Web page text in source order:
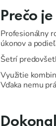
Prečo
Profesionálny
úkonov a
Šetrí
Využitie
Vďaka nemu